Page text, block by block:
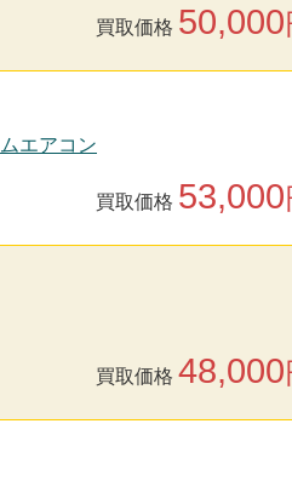
買取価格 50,000
エアコン
買取価格 53,000
買取価格 48,000